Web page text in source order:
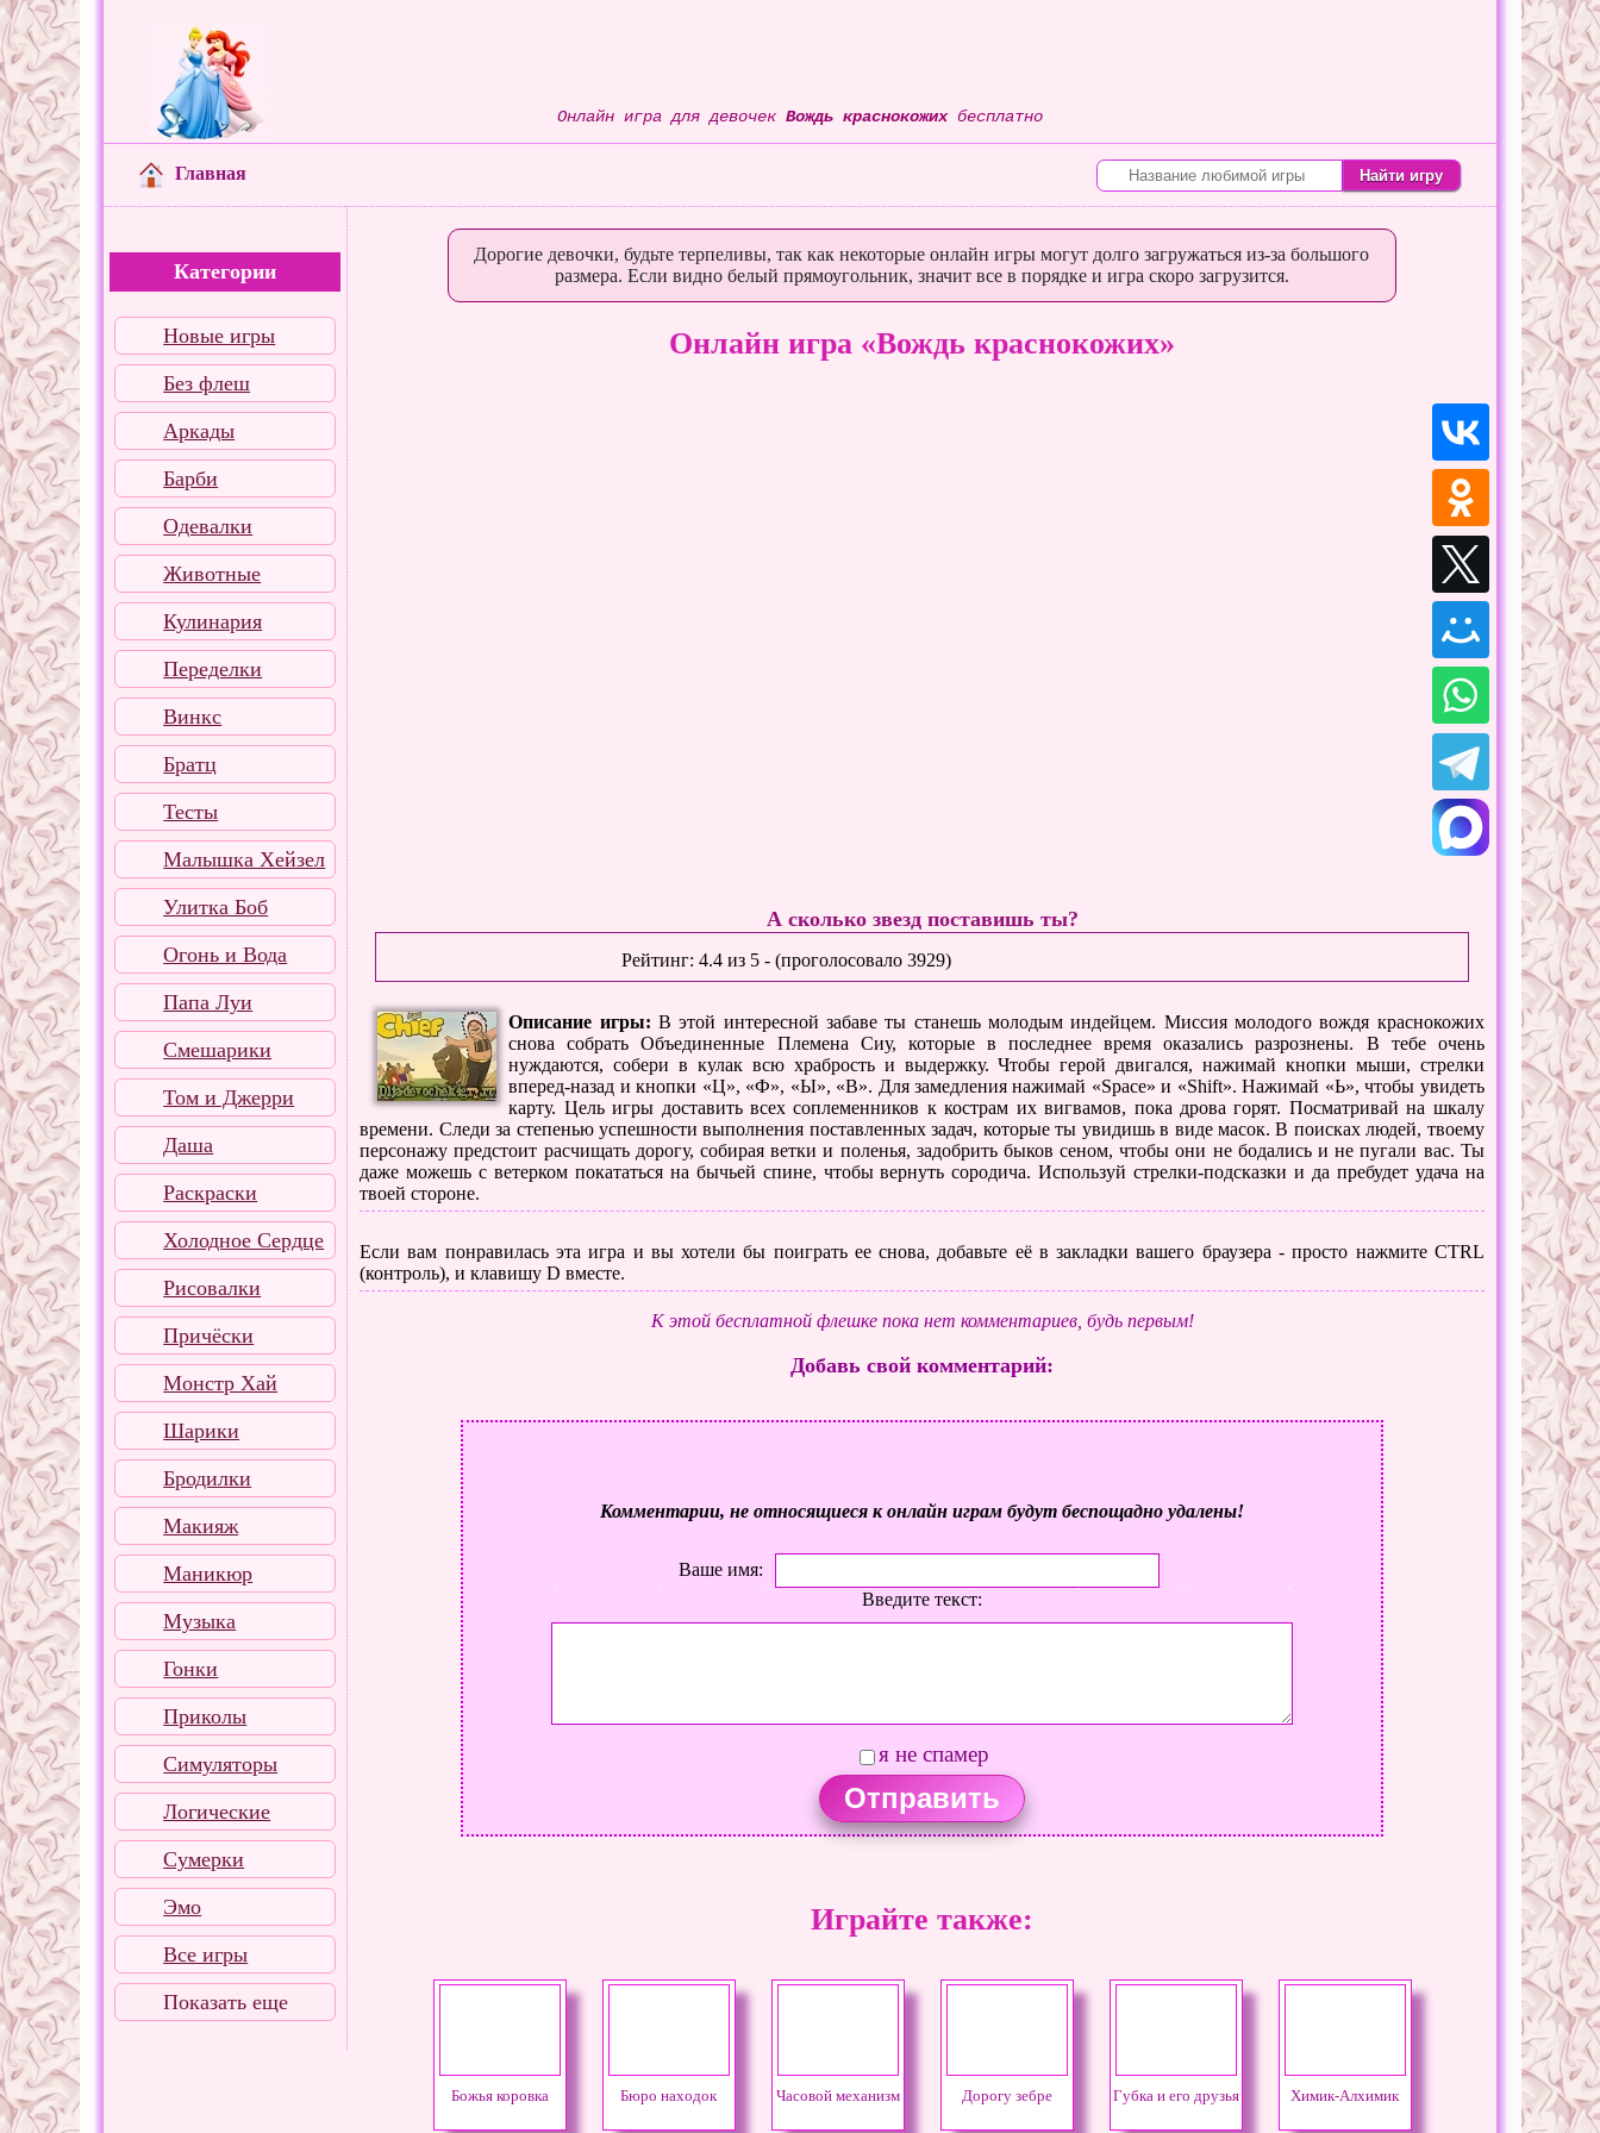
Онлайн игра для девочек Вождь краснокожихбесплатно
Главная
Категории
Новые игры
Без флеш
Аркады
Барби
Одевалки
Животные
Кулинария
Переделки
Винкс
Братц
Тесты
Малышка Хейзел
Улитка Боб
Огонь и Вода
Папа Луи
Смешарики
Том и Джерри
Даша
Раскраски
Холодное Сердце
Рисовалки
Причёски
Монстр Хай
Шарики
Бродилки
Макияж
Маникюр
Музыка
Гонки
Приколы
Симуляторы
Логические
Сумерки
Эмо
Все игры
Показать еще
Дорогие девочки, будьте терпеливы, так как некоторые онлайн игры могут долго загружаться из-за большого
размера. Если видно белый прямоугольник, значит все в порядке и игра скоро загрузится.
Онлайн игра «Вождь краснокожих»
А сколько звезд поставишь ты?
Рейтинг:4.4 из 5 - (проголосовало3929)
Описание игры: В этой интересной забаве ты станешь молодым индейцем. Миссия молодого вождя краснокожих
снова собрать Объединенные Племена Сиу, которые в последнее время оказались разрознены. В тебе очень
нуждаются, собери в кулак всю храбрость и выдержку. Чтобы герой двигался, нажимай кнопки мыши, стрелки
вперед-назад и кнопки «Ц», «Ф», «Ы», «В». Для замедления нажимай «Space» и «Shift». Нажимай «Ь», чтобы увидеть
карту. Цель игры доставить всех соплеменников к кострам их вигвамов, пока дрова горят. Посматривай на шкалу
времени. Следи за степенью успешности выполнения поставленных задач, которые ты увидишь в виде масок. В поисках людей, твоему
персонажу предстоит расчищать дорогу, собирая ветки и поленья, задобрить быков сеном, чтобы они не бодались и не пугали вас. Ты
даже можешь с ветерком покататься на бычьей спине, чтобы вернуть сородича. Используй стрелки-подсказки и да пребудет удача на
твоей стороне.
Если вам понравилась эта игра и вы хотели бы поиграть ее снова, добавьте её в закладки вашего браузера - просто нажмите CTRL
(контроль), и клавишу D вместе.
К этой бесплатной флешке пока нет комментариев, будь первым!
Добавь свой комментарий:
Комментарии, не относящиеся к онлайн играм будут беспощадно удалены!
Ваше имя:
Введите текст:
я не спамер
Играйте также:
Божья коровка Бюро находок Часовой механизм Дорогу зебре Губка и его друзья Химик-Алхимик